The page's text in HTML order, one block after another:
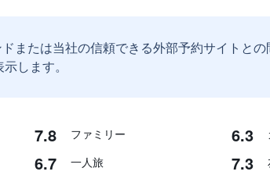
または当社の信頼できる外部予約サイトと
します。
7.8 ファミリー 6.3
6.7 一人旅 7.3